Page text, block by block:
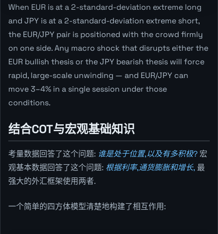
When EUR is at a 2-standard-deviation extreme long
and JPY is at a 2-standard-deviation extreme short,
the EUR/JPY pair is positioned with the crowd firmly
on one side. Any macro shock that disrupts either the
EUR bullish thesis or the JPY bearish thesis will force
rapid, large-scale unwinding — and EUR/JPY can
move 3–4% in a single session under those
conditions.
结合COT与宏观基础知识
考量数据回答了这个问题: 谁是处于位置,以及有多积极? 宏
观基本数据回答了这个问题: 根据利率,通货膨胀和增长, 最
强大的外汇框架使用两者.
一个简单的四方体模型清楚地构建了相互作用: